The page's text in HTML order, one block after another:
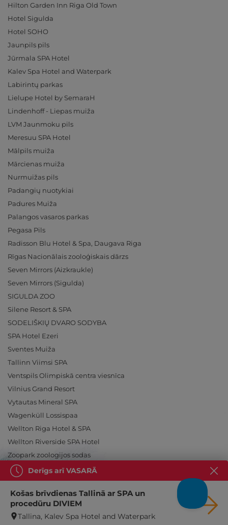
Hilton Garden Inn Riga Old Town
Hotel Sigulda
Hotel SOHO
Jaunpils pils
Jūrmala SPA Hotel
Kalev Spa Hotel and Waterpark
Labirintų parkas
Lielupe Hotel by SemaraH
Lindenhoff - Liepas muiža
LVM Jaunmoku pils
Meresuu SPA Hotel
Mālpils muiža
Mārcienas muiža
Nurmuižas pils
Padangių nuotykiai
Padures Muiža
Palangos vasaros parkas
Pegasa Pils
Radisson Blu Hotel & Spa, Daugava Riga
Rīgas Nacionālais zooloģiskais dārzs
Seven Mirrors (Aizkraukle)
Seven Mirrors (Sigulda)
SIGULDA ZOO
Silene Resort & SPA
SODELIŠKIŲ DVARO SODYBA
SPA Hotel Ezeri
Sventes Muiža
Tallinn Viimsi SPA
Ventspils Olimpiskā centra viesnīca
Vilnius Grand Resort
Vytautas Mineral SPA
Wagenküll Lossispaa
Wellton Riga Hotel & SPA
Wellton Riverside SPA Hotel
Zoopark zoologijos sodas
Ieslēdz atpūtu!
Derīgs arī VASARĀ
Košas brīvdienas Tallinā ar SPA un
procedūru DIVIEM
Tallina, Kalev Spa Hotel and Waterpark